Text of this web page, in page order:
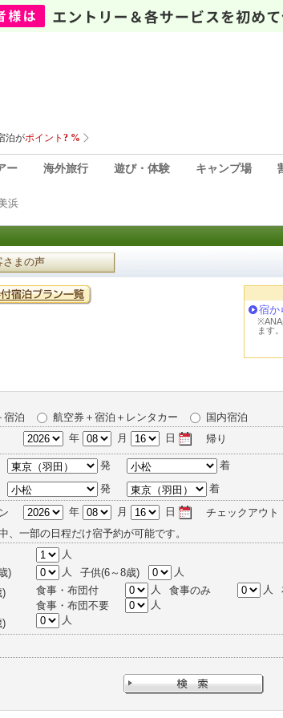
ー 海外旅行 遊び・体験 キャンプ場
浜
さまの声
宿か
※ANA
ます。
宿泊 航空券＋宿泊＋レンタカー
国内宿泊
年 月 日 帰り
発
着
発
着
年 月 日 チェックアウト
、一部の日程だけ宿予約が可能です。
人
)
人 子供(6～8歳)
人
) 食事・布団付 人 食事のみ 人
食事・布団不要
人
) 人